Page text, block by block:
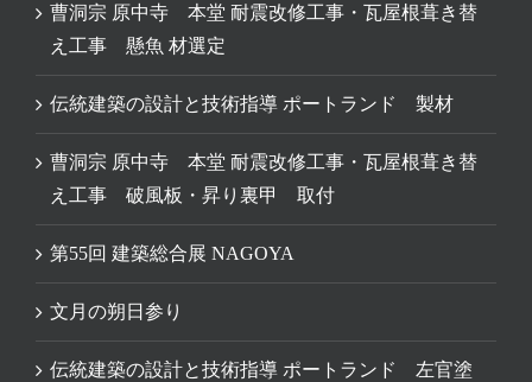
曹洞宗 原中寺 本堂 耐震改修工事・瓦屋根葺き替
え工事 懸魚 材選定
伝統建築の設計と技術指導 ポートランド 製材
曹洞宗 原中寺 本堂 耐震改修工事・瓦屋根葺き替
え工事 破風板・昇り裏甲 取付
第55回 建築総合展 NAGOYA
文月の朔日参り
伝統建築の設計と技術指導 ポートランド 左官塗